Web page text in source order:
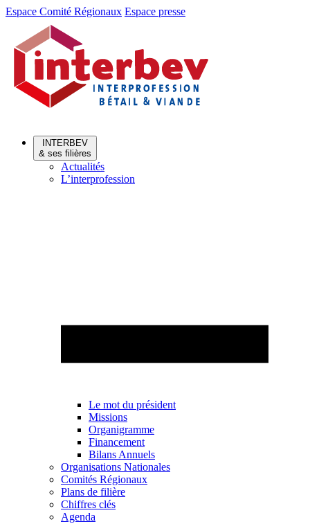
Aller
Aller
contenu
Espace Comité Régionaux Espace presse
INTERBEV
& ses filières
Actualités
L’interprofession
Le mot du président
Missions
Organigramme
Financement
Bilans Annuels
Organisations Nationales
Comités Régionaux
Plans de filière
Chiffres clés
Agenda